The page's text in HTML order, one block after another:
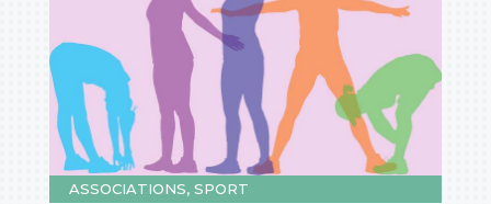
ASSOCIATIONS, SPORT